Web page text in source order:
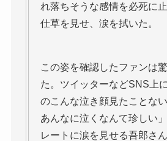
れ落ちそうな感情を必死に
仕草を見せ、涙を拭いた。
この姿を確認したファンは
た。ツイッターなどSNS上
のこんな泣き顔見たことな
あんなに泣くなんて珍しい
レートに涙を見せる吾郎さん